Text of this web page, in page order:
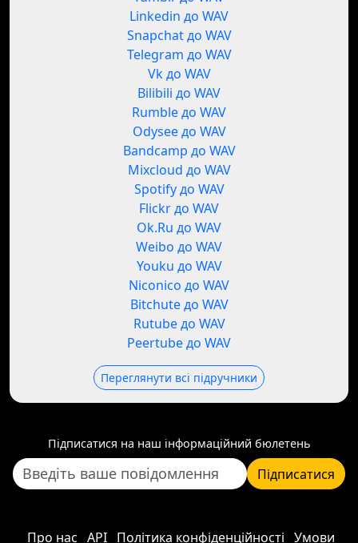
Linkedin до WAV
Snapchat до WAV
Telegram до WAV
Vk до WAV
Bilibili до WAV
Rumble до WAV
Odysee до WAV
Bandcamp до WAV
Mixcloud до WAV
Spotify до WAV
Flickr до WAV
Ok.Ru до WAV
Weibo до WAV
Youku до WAV
Niconico до WAV
Bitchute до WAV
Rutube до WAV
Peertube до WAV
Переглянути всі підручники
Підписатися на наш інформаційний бюлетень
Підписатися
Про нас API Політика конфіденційності Умови